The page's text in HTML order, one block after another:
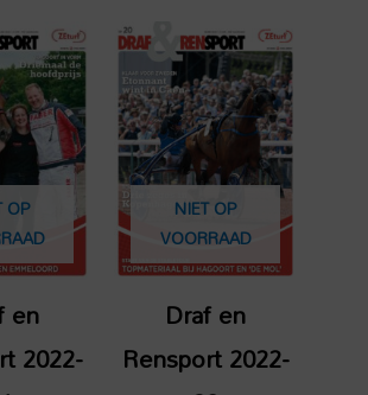
OP
en
2022-
NIET OP
VOORRAAD
Draf en
Rensport 2022-